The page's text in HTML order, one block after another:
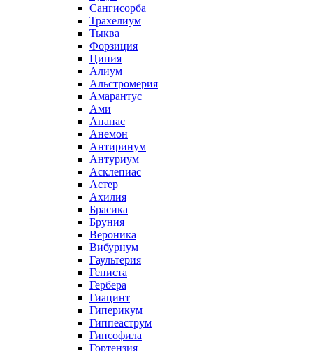
Сангисорба
Трахелиум
Тыква
Форзиция
Циния
Алиум
Альстромерия
Амарантус
Ами
Ананас
Анемон
Антиринум
Антуриум
Асклепиас
Астер
Ахилия
Брасика
Бруния
Вероника
Вибурнум
Гаультерия
Гениста
Гербера
Гиацинт
Гиперикум
Гиппеаструм
Гипсофила
Гортензия